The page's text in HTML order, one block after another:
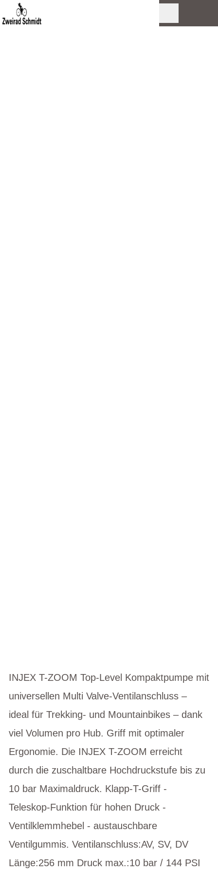
INJEX T-ZOOM Top-Level Kompaktpumpe mit
universellen Multi Valve-Ventilanschluss –
ideal für Trekking- und Mountainbikes – dank
viel Volumen pro Hub. Griff mit optimaler
Ergonomie. Die INJEX T-ZOOM erreicht
durch die zuschaltbare Hochdruckstufe bis zu
10 bar Maximaldruck. Klapp-T-Griff -
Teleskop-Funktion für hohen Druck -
Ventilklemmhebel - austauschbare
Ventilgummis. Ventilanschluss:AV, SV, DV
Länge:256 mm Druck max.:10 bar / 144 PSI